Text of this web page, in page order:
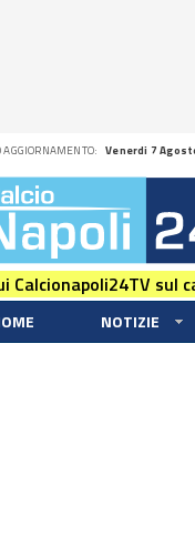
AGGIORNAMENTO: Venerdi 7
Calcionapoli24TV sul
NOTIZIE